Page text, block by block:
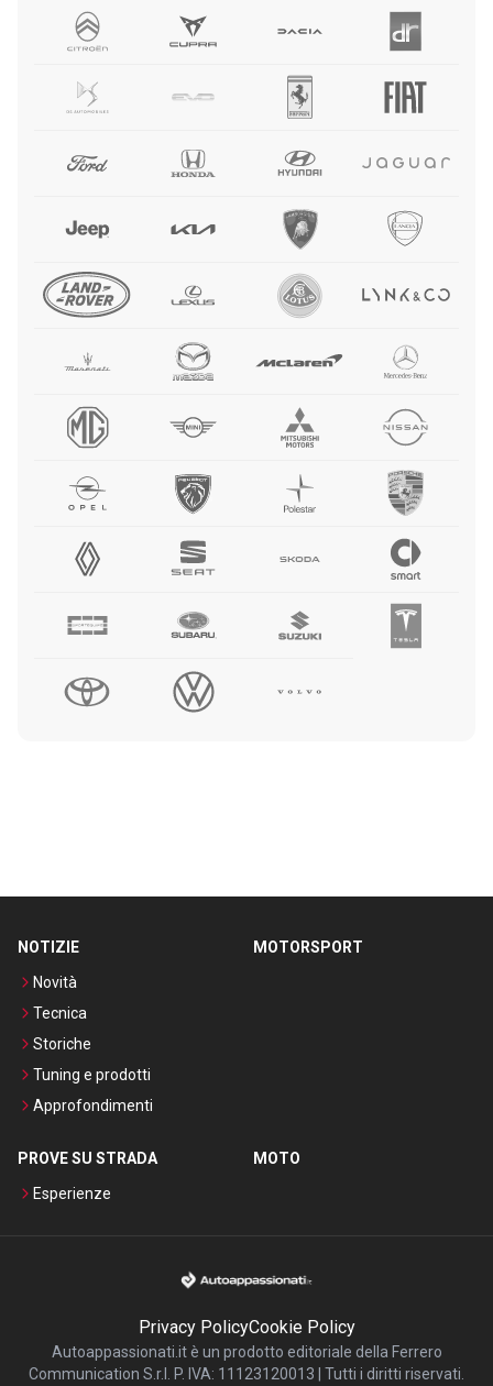
NOTIZIE
Novità
Tecnica
Storiche
Tuning e prodotti
Approfondimenti
MOTORSPORT
PROVE SU STRADA
Esperienze
MOTO
Privacy PolicyCookie Policy
Autoappassionati.it è un prodotto editoriale della Ferrero
Communication S.r.l. P. IVA: 11123120013 | Tutti i diritti riservati.